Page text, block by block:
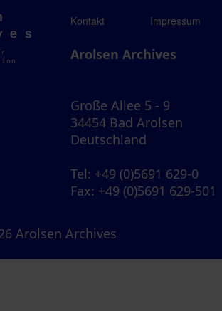
Kontakt Impressum
Arolsen Archives
Große Allee 5 - 9
34454 Bad Arolsen
Deutschland
Tel: +49 (0)5691 629-0
Fax: +49 (0)5691 629-501
Arolsen Archives